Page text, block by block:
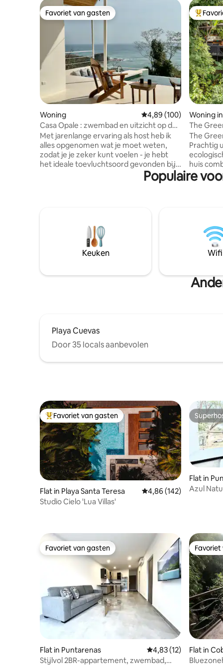
Favoriet van gasten
Favoriet van gasten
Woning Gemiddelde
4,89 (100)
Casa Opale : zwembad en uitzicht op de
oceaan
Met jarenlange ervaring als host heb ik
alles opgenomen wat je moet weten,
zodat je je zeker kunt voelen - je hebt
het ideale toevluchtsoord gevonden bij
comfort met stijl, biedt hotelachtige
maar Casa Opale voelde meteen als de
juiste keuze." ☞ Dagelijkse schoonmaak
☞ Privézwembad met sereen uitzicht ☞
Op slechts 5–6 minuten rijden van Main
Woning
obano
The
oceaan,
The
Prachtig
ecologische
huis
Het
boven
de
de lucht
Populaire
Keuken Wifi
Playa Cuevas
Door 35 locals aanbevolen
Topfavoriet van gasten
Favoriet van gasten
Flat in Playa Santa Teresa Gemiddelde
4,86 (142)
Studio Cielo 'Lua Villas'
Flat in
Azul
Favoriet van gasten
Favoriet van gasten
Flat in Puntarenas Gemiddelde
4,83 (12)
Stijlvol 2BR-appartement, zwembad,
Flat in